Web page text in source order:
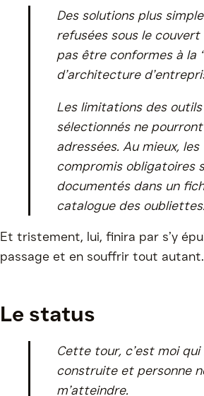
Des solutions plus
refusées sous le couvert
pas être conformes à la
d’architecture
Les limitations des outils
sélectionnés ne
adressées. Au mieux, les
compromis obligatoires
documentés dans un
catalogue des oubliettes.
Et tristement, lui, finira par s’y
passage et en souffrir tout autant.
Le status
Cette tour, c’est moi qui
construite et personne
m’atteindre.